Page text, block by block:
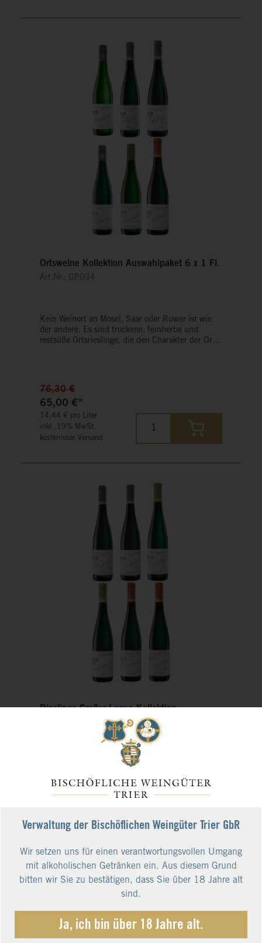
Ortsweine Kollektion Auswahlpaket 6 x 1 Fl.
Art.Nr.: GP034
Kein Weinort an Mosel, Saar oder Ruwer ist wie
der andere. Es sind trockene, feinherbe und
restsüße Ortsrieslinge, die den Charakter der Orte
entstehen harmonische, elegante Rieslinge, in
denen sich der jeweilige Weinort finessenreich
widerspiegelt.
76,30 €
65,00 €*
14,44 € pro Liter
inkl. 19% MwSt.
kostenloser Versand
Rieslinge Großer Lagen Kollektion
Auswahlpaket 6 x 1 Fl.
Dort, wo die Schieferhänge immer steiler werden,
gedeihen die Trauben für unsere Lagenweine. In
diesen legendären Einzellagen kommt man mit
Arbeit im Weinberg. Jede der vollreifen Trauben
wird handgelesen. Der Lohn der Mühen sind
Einzellagen von Mosel, Saar und Ruwer
facettenreich zum Vorschein bringen.
109,70 €
98,00 €*
21,78 € pro Liter
Verwaltung der Bischöflichen Weingüter Trier GbR
Wir setzen uns für einen verantwortungsvollen Umgang
mit alkoholischen Getränken ein. Aus diesem Grund
bitten wir Sie zu bestätigen, dass Sie über 18 Jahre alt
sind.
Ja, ich bin über 18 Jahre alt.